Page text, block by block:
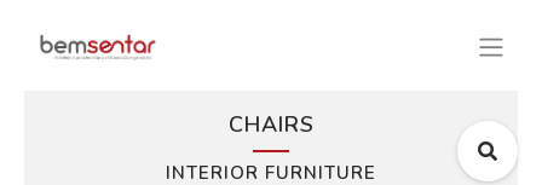
CHAIRS
INTERIOR FURNITURE